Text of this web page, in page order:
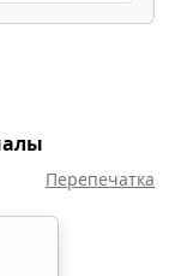
Перепечатка